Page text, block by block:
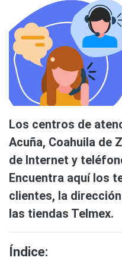
Los centros de
Acuña, Coahuila de
de Internet y
Encuentra aquí los
clientes, la
las tiendas Telmex.
Índice: